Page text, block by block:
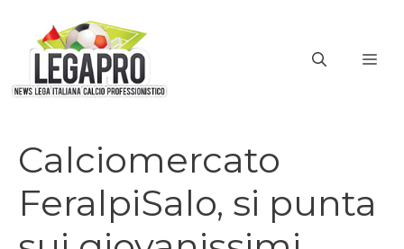
contenuto
Calciomercato
FeralpiSalo, si punta